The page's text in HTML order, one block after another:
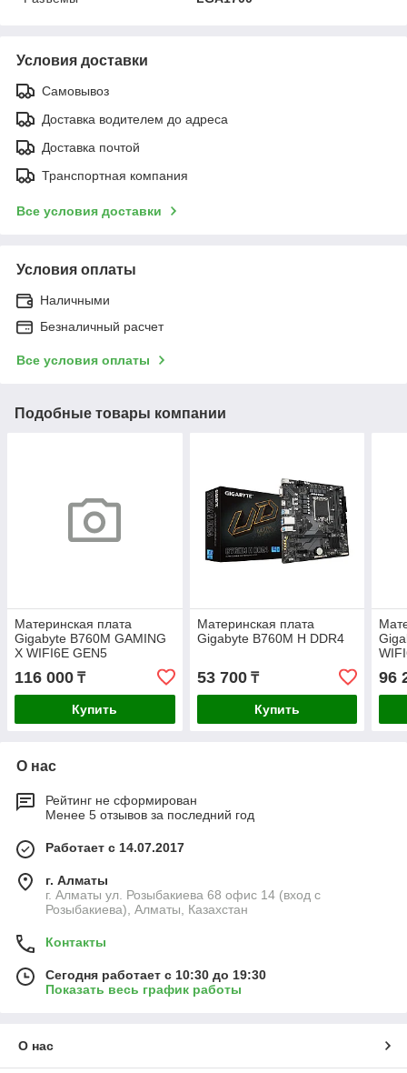
Условия доставки
Самовывоз
Доставка водителем до адреса
Доставка почтой
Транспортная компания
Все условия доставки
Условия оплаты
Наличными
Безналичный расчет
Все условия оплаты
Подобные товары компании
Материнская плата
Gigabyte B760M GAMING
X WIFI6E GEN5
116 000 ₸
Купить
Материнская плата
Gigabyte B760M H DDR4
53 700₸
Купить
96
О нас
Рейтинг не сформирован
Менее 5 отзывов за последний год
Работает с 14.07.2017
г. Алматы
г. Алматы ул. Розыбакиева 68 офис 14 (вход с
Розыбакиева), Алматы, Казахстан
Контакты
Сегодня работает с 10:30 до 19:30
Показать весь график работы
О нас